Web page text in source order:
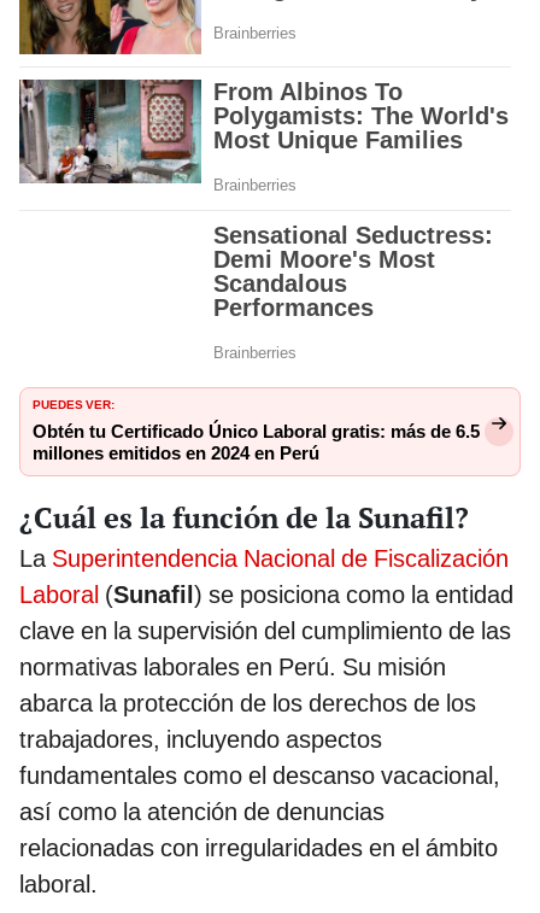
PUEDES VER:
Obtén tu Certificado Único Laboral gratis: más de 6.5
millones emitidos en 2024 en Perú
¿Cuál es la función de la Sunafil?
La Superintendencia Nacional de Fiscalización
Laboral (Sunafil) se posiciona como la entidad
clave en la supervisión del cumplimiento de las
normativas laborales en Perú. Su misión
abarca la protección de los derechos de los
trabajadores, incluyendo aspectos
fundamentales como el descanso vacacional,
así como la atención de denuncias
relacionadas con irregularidades en el ámbito
laboral.